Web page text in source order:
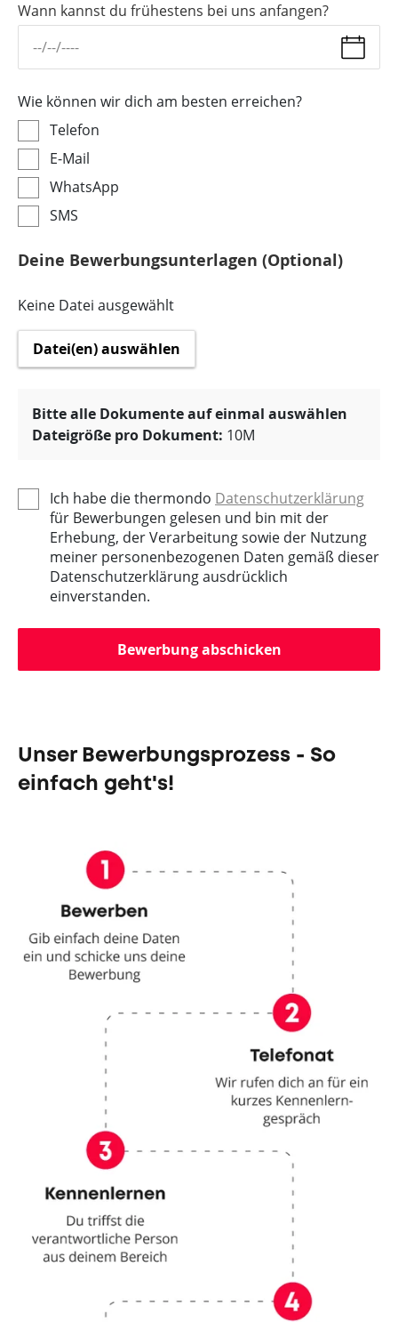
Wann kannst du frühestens bei uns anfangen?
Wie können wir dich am besten erreichen?
Telefon
E-Mail
WhatsApp
SMS
Deine Bewerbungsunterlagen (Optional)
Keine Datei ausgewählt
Datei(en) auswählen
Bitte alle Dokumente auf einmal auswählen
Dateigröße pro Dokument: 10M
Ich habe die thermondo Datenschutzerklärung
für Bewerbungen gelesen und bin mit der
Erhebung, der Verarbeitung sowie der Nutzung
meiner personenbezogenen Daten gemäß dieser
Datenschutzerklärung ausdrücklich
einverstanden.
Bewerbung abschicken
Unser Bewerbungsprozess - So
einfach geht's!